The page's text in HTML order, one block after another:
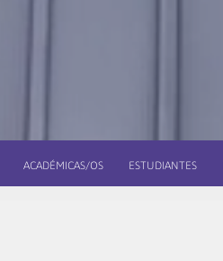
ACADÉMICAS/OS ESTUDIANTES